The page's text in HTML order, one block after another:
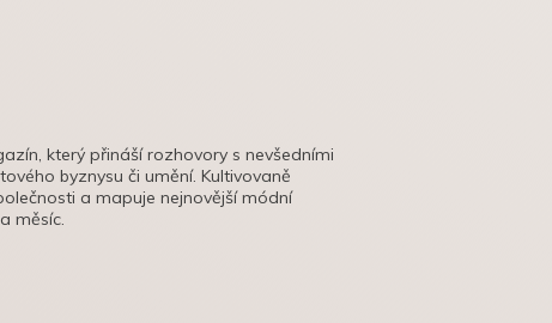
který přináší rozhovory s nevšedními
byznysu či umění. Kultivovaně
a mapuje nejnovější módní
měsíc.